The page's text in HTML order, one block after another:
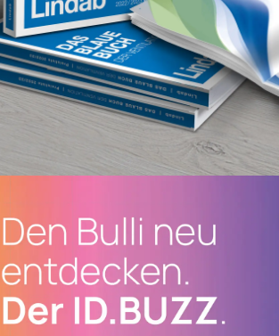
Print